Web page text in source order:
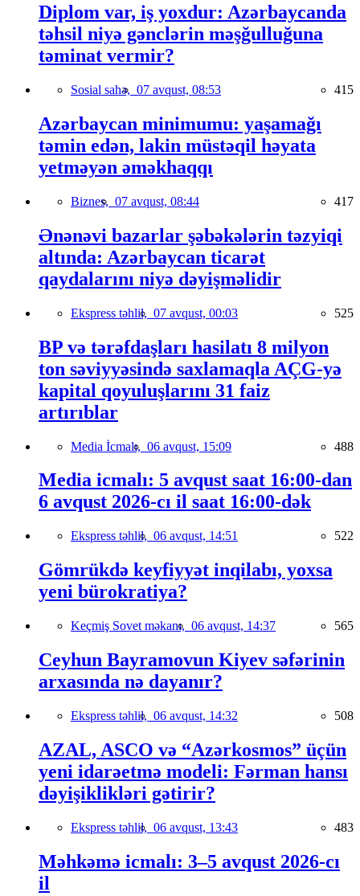
Diplom var, iş yoxdur: Azərbaycanda
təhsil niyə gənclərin məşğulluğuna
təminat vermir?
Sosial sahə, 07 avqust, 08:53 415
Azərbaycan minimumu: yaşamağı
təmin edən, lakin müstəqil həyata
yetməyən əməkhaqqı
Biznes, 07 avqust, 08:44 417
Ənənəvi bazarlar şəbəkələrin təzyiqi
altında: Azərbaycan ticarət
qaydalarını niyə dəyişməlidir
Ekspress təhlil, 07 avqust, 00:03 525
BP və tərəfdaşları hasilatı 8 milyon
ton səviyyəsində saxlamaqla AÇG-yə
kapital qoyuluşlarını 31 faiz
artırıblar
Media İcmalı, 06 avqust, 15:09 488
Media icmalı: 5 avqust saat 16:00-dan
6 avqust 2026-cı il saat 16:00-dək
Ekspress təhlil, 06 avqust, 14:51 522
Gömrükdə keyfiyyət inqilabı, yoxsa
yeni bürokratiya?
Keçmiş Sovet məkanı, 06 avqust, 14:37 565
Ceyhun Bayramovun Kiyev səfərinin
arxasında nə dayanır?
Ekspress təhlil, 06 avqust, 14:32 508
AZAL, ASCO və “Azərkosmos” üçün
yeni idarəetmə modeli: Fərman hansı
dəyişiklikləri gətirir?
Ekspress təhlil, 06 avqust, 13:43 483
Məhkəmə icmalı: 3–5 avqust 2026-cı
il